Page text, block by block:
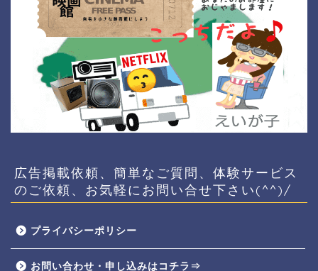
広告掲載依頼、簡単なご質問、体験サービス
のご依頼、お気軽にお問い合せ下さい(^^)/
プライバシーポリシー
お問い合わせ・申し込みはコチラ⇒